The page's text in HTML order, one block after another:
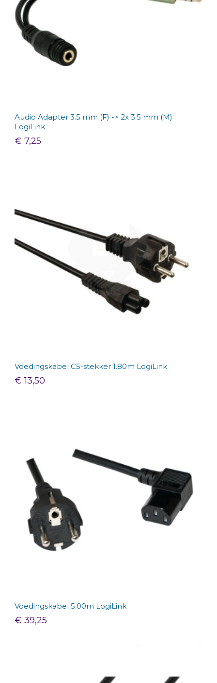
Audio Adapter 3.5 mm (F) -> 2x 3.5 mm (M)
LogiLink
€ 7,25
Voedingskabel C5-stekker 1.80m LogiLink
€ 13,50
Voedingskabel 5.00m LogiLink
€ 39,25